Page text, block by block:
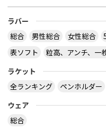
ラバー
総合
男性総合 女性総合
表ソフト
粒高、アンチ、一
ラケット
全ランキング
ペンホルダー
ウェア
総合